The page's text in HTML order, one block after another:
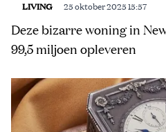
LIVING 25 oktober 2025 15:57
Deze bizarre woning in
99,5 miljoen opleveren